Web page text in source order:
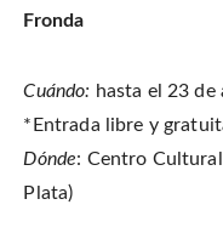
Fronda
Cuándo: hasta el 23
*Entrada libre y
Dónde: Centro
Plata)